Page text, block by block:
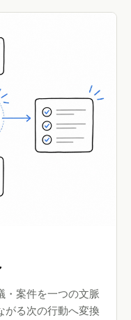
・案件を一つの文脈
がる次の行動へ変換